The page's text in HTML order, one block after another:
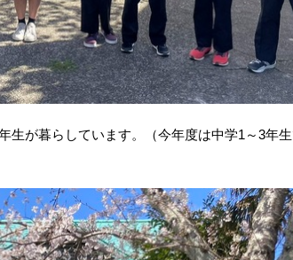
生が暮らしています。（今年度は中学1～3年生